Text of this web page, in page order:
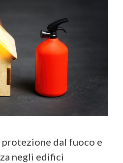
dal fuoco e
negli edifici